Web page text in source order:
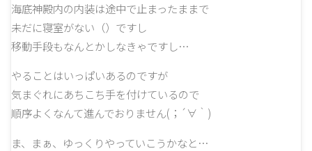
海底神殿内の内装は途中で止まったままで
未だに寝室がない（）ですし
移動手段もなんとかしなきゃですし…
やることはいっぱいあるのですが
気まぐれにあちこち手を付けているので
順序よくなんて進んでおりません(；´∀｀)
ま、まぁ、ゆっくりやっていこうかなと…